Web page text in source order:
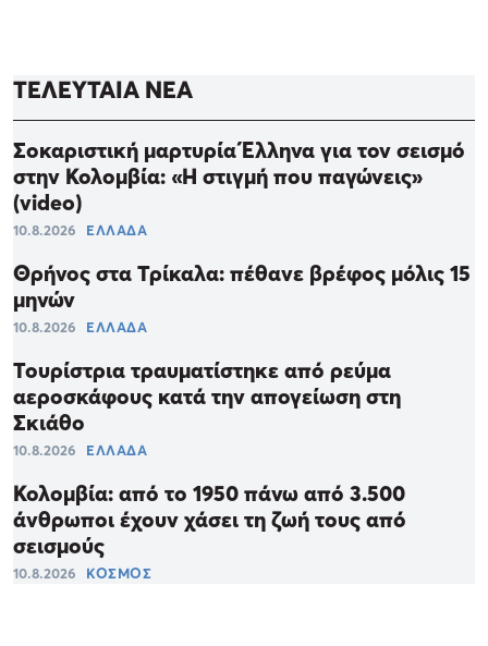
ΤΕΛΕΥΤΑΙΑ ΝΕΑ
Σοκαριστική μαρτυρία Έλληνα για τον σεισμό
στην Κολομβία: «Η στιγμή που παγώνεις»
(video)
10.8.2026 ΕΛΛΑΔΑ
Θρήνος στα Τρίκαλα: πέθανε βρέφος μόλις 15
μηνών
10.8.2026 ΕΛΛΑΔΑ
Τουρίστρια τραυματίστηκε από ρεύμα
αεροσκάφους κατά την απογείωση στη
Σκιάθο
10.8.2026 ΕΛΛΑΔΑ
Κολομβία: από το 1950 πάνω από 3.500
άνθρωποι έχουν χάσει τη ζωή τους από
σεισμούς
10.8.2026 ΚΟΣΜΟΣ